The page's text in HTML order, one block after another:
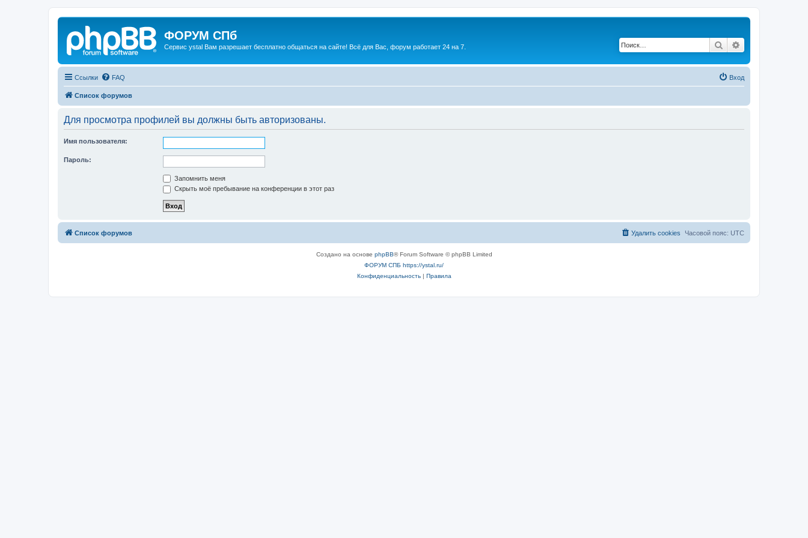
ФОРУМ СПб
Сервис ystal Вам разрешает бесплатно общаться на сайте! Всё для Вас, форум работает 24 на 7. Поиск
Ссылки FAQ Вход
Список форумов
Для просмотра профилей вы должны быть авторизованы.
Имя пользователя:
Пароль:
Запомнить меня
Скрыть моё пребывание на конференции в этот раз
Список форумов Часовой пояс: UTC
Удалить cookies
Создано на основе phpBB® Forum Software © phpBB Limited
ФОРУМ СПБ https://ystal.ru/
Конфиденциальность| Правила